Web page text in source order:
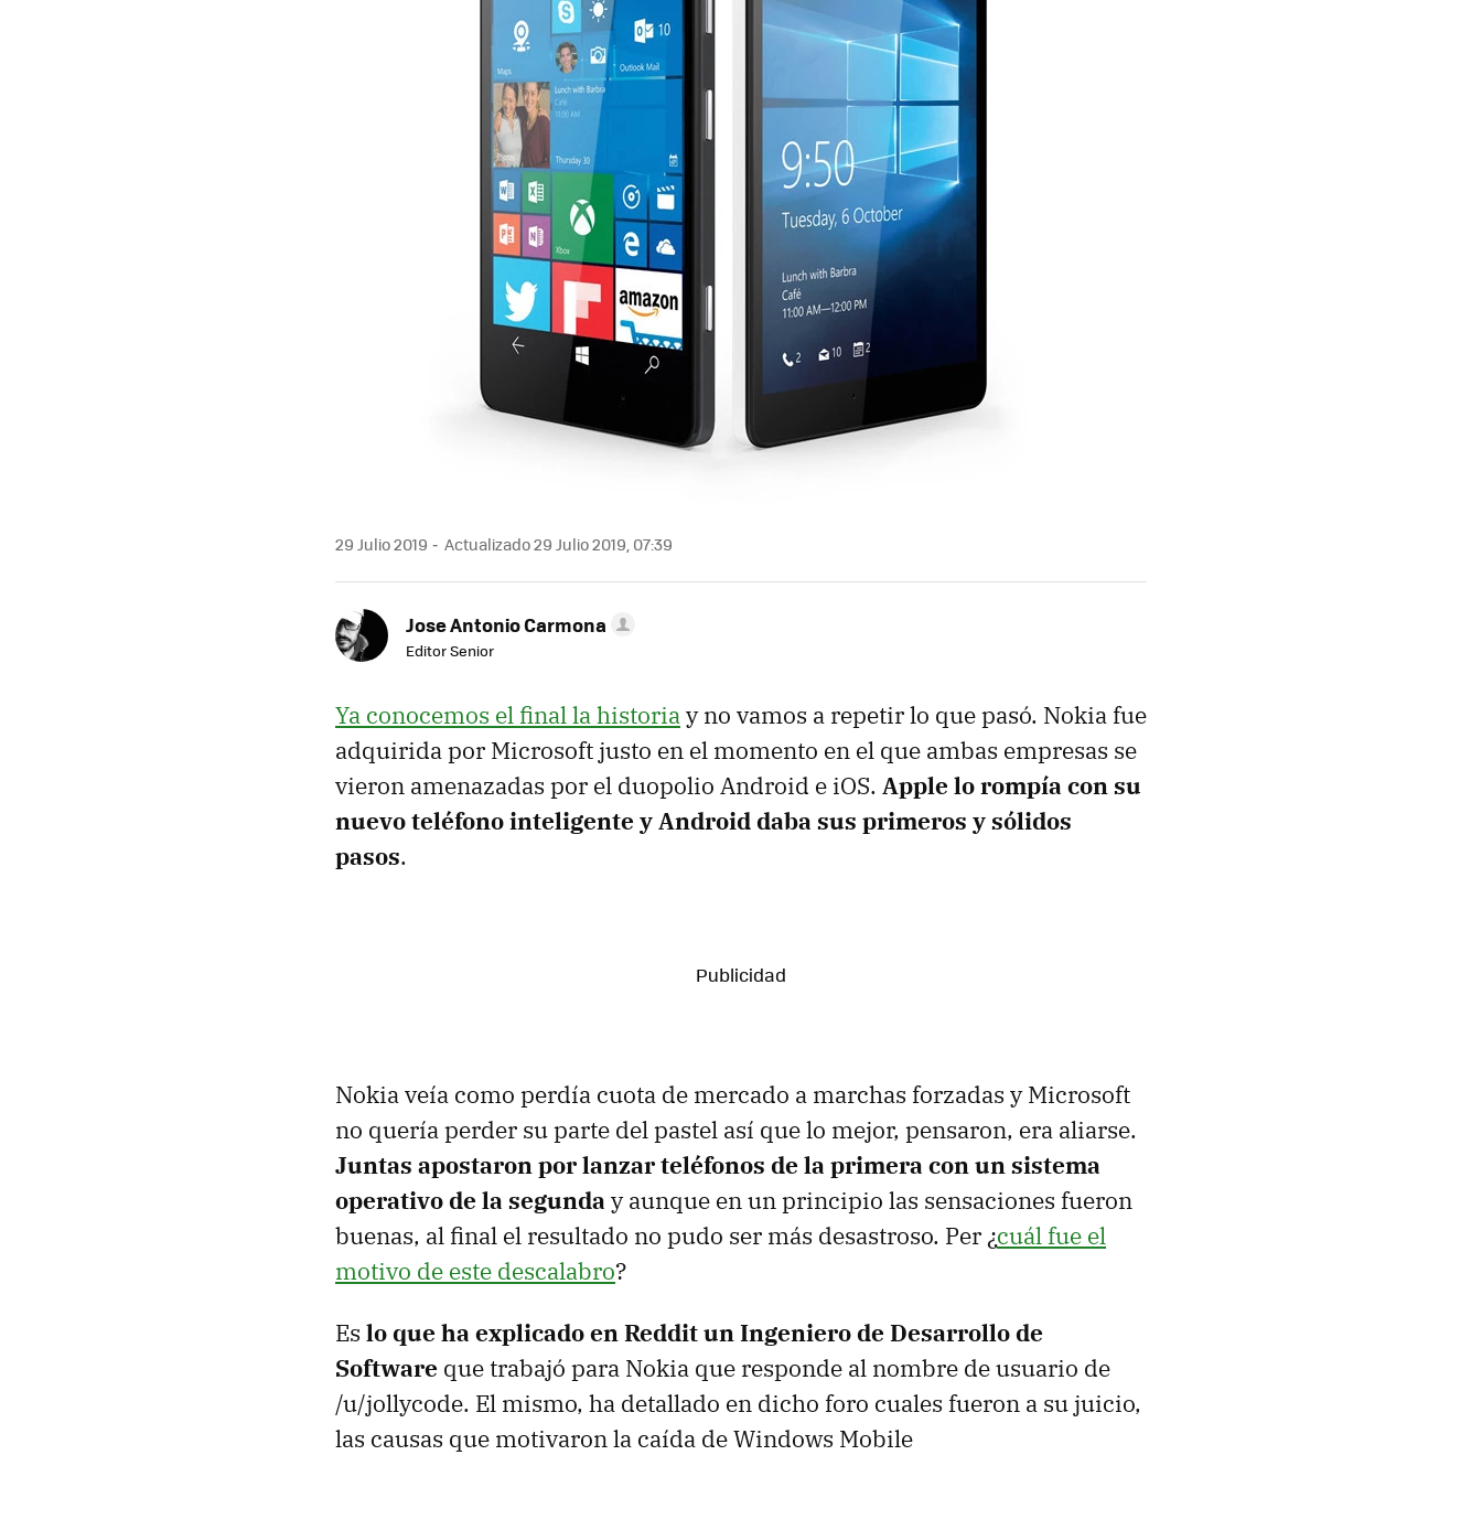
29 Julio 2019 Actualizado 29 Julio 2019, 07:39
Jose Antonio Carmona
Editor Senior
Ya conocemos el final la historiay no vamos a repetir lo que pasó. Nokia fue
adquirida por Microsoft justo en el momento en el que ambas empresas se
vieron amenazadas por el duopolio Android e iOS. Apple lo rompía con su
nuevo teléfono inteligente y Android daba sus primeros y sólidos
pasos.
Nokia veía como perdía cuota de mercado a marchas forzadas y Microsoft
no quería perder su parte del pastel así que lo mejor, pensaron, era aliarse.
Juntas apostaron por lanzar teléfonos de la primera con un sistema
operativo de la segunda y aunque en un principio las sensaciones fueron
buenas, al final el resultado no pudo ser más desastroso. Per ¿cuál fue el
motivo de este descalabro?
Es lo que ha explicado en Reddit un Ingeniero de Desarrollo de
Software que trabajó para Nokia que responde al nombre de usuario de
/u/jollycode. El mismo, ha detallado en dicho foro cuales fueron a su juicio,
las causas que motivaron la caída de Windows Mobile